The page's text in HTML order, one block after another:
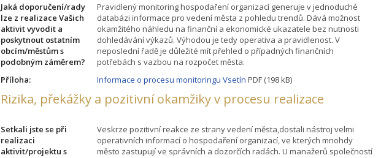
Jaká doporučení/rady
lze z realizace Vašich
aktivit vyvodit a
poskytnout ostatním
obcím/městům s
podobným záměrem?
Pravidlený monitoring hospodaření organizací generuje v jednoduché
databázi informace pro vedení města z pohledu trendů. Dává možnost
okamžitého náhledu na finanční a ekonomické ukazatele bez nutnosti
dohledávání výkazů. Výhodou je tedy operativa a pravidlenost. V
neposlední řadě je důležité mít přehled o případných finančních
potřebách s vazbou na rozpočet města.
Příloha:
Informace o procesu monitoringu Vsetín PDF (198 kB)
Rizika, překážky a pozitivní okamžiky v procesu realizace
Setkali jste se při
realizaci
aktivit/projektu s
Veskrze pozitivní reakce ze strany vedení města,dostali nástroj velmi
operativních informací o hospodaření organizací, ve kterých mnohdy
město zastupují ve správních a dozorčích radách. U manažerů společností